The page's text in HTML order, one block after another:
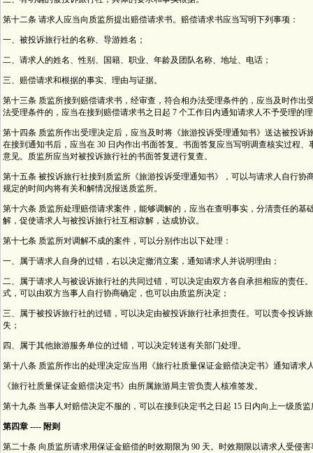
第十二条 请求人应当向质监所提出赔偿请求书。赔偿请求书应当写明下列事项：
一、被投诉旅行社的名称、导游姓名；
二、请求人的姓名、性别、国籍、职业、年龄及团队名称、地址、电话；
三、赔偿请求和根据的事实、理由与证据。
第十三条 质监所接到赔偿请求书，经审查，符合相办法受理条件的，应当及时作出
法受理条件的，应当在接到赔偿请求书之日起 7 个工作日内通知请求人不予受理的
第十四条 质监所作出受理决定后，应当及时将《旅游投诉受理通知书》送达被投诉
在接到通知书后，应当在 30 日内作出书面答复。书面答复应当写明调查核实过程、
意见。质监所应当对被投诉旅行社的书面答复进行复查。
第十五条 被投诉旅行社接到质监所《旅游投诉受理通知书》，可以与请求人自行协
规定的时间内将有关和解情况报送质监所。
第十六条 质监所处理赔偿请求案件，能够调解的，应当在查明事实，分清责任的基
解，促使请求人与被投诉旅行社互相谅解，达成协议。
第十七条 质监所对调解不成的案件，可以分别作出以下处理：
一、属于请求人自身的过错，右以决定撤消立案，通知请求人并说明理由；
二、属于请求人与被设诉旅行社的共同过错，可以决定由双方各自承担相应的责任
式，可以由双方当事人自行协商确定，也可以由质监所决定；
三、属于被投诉旅行社的过错，可以决定由被投诉旅行社承担责任。可以责令投诉
失；
四、属于其他旅游服务单位的过错，可以决定转送有关部门处理。
第十八条 质监所作出的处理决定应当用《旅行社质量保证金赔偿决定书》通知请求
《旅行社质量保证金赔偿决定书》由所属旅游局主管负责人核准签发。
第十九条 当事人对赔偿决定不服的，可以在接到决定书之日起 15 日内向上一级质
第四章 ---- 附则
第二十条 向质监所请求用保证金赔偿的时效期限为 90 天。时效期限以请求人受侵